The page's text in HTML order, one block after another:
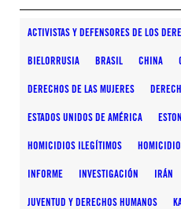
ACTIVISTAS Y DEFENSORES DE LOS
BIELORRUSIA BRASIL CHINA
DERECHOS DE LAS MUJERES
ESTADOS UNIDOS DE AMÉRICA
HOMICIDIOS ILEGÍTIMOS
INFORME INVESTIGACIÓN IRÁN
JUVENTUD Y DERECHOS HUMANOS